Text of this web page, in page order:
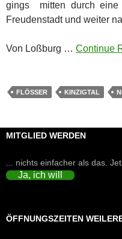
gings mitten durch eine
Freudenstadt und weiter
Von Loßburg … Continue
FLÖSSER KINZIGTAL
MITGLIED WERDEN
... nichts einfacher als das.
Ja, ich will
ÖFFNUNGSZEITEN